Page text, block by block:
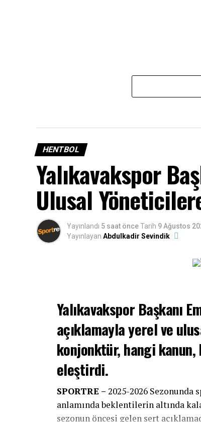
HENTBOL
Yalıkavakspor
Ulusal
Yayınlandı 5 saat önceTarih 9 Ağustos
Yayınlayan Abdulkadir Sevindik
Yalıkavakspor Başkanı
açıklamayla yerel ve
konjonktür, hangi
eleştirdi.
SPORTRE – 2025-2026
anlamında beklentilerin altında
sezonun öncesi gelen sert